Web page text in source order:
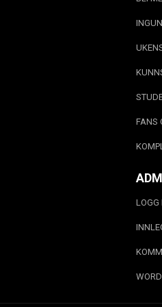
FANS
LOGG